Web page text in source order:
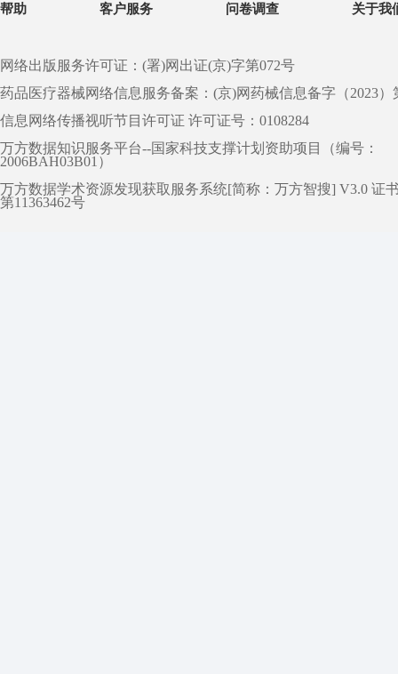
帮助 客户服务 问卷调查 关于我
网络出版服务许可证：(署)网出证(京)字第072号
药品医疗器械网络信息服务备案：(京)网药械信息备字（2023）
信息网络传播视听节目许可证 许可证号：0108284
万方数据知识服务平台--国家科技支撑计划资助项目（编号：
2006BAH03B01）
万方数据学术资源发现获取服务系统[简称：万方智搜] V3.0 证
第11363462号